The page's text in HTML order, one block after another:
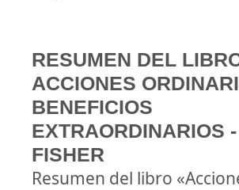
RESUMEN DEL
ACCIONES
BENEFICIOS
EXTRAORDINARIOS
FISHER
Resumen del libro